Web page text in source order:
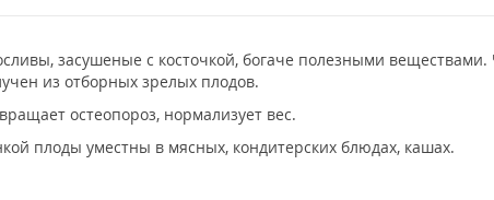
засушеные с косточкой, богаче полезными
из отборных зрелых плодов.
остеопороз, нормализует вес.
плоды уместны в мясных, кондитерских блюдах, кашах.